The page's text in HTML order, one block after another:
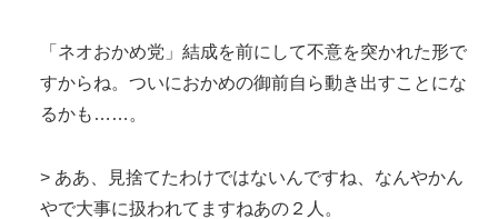
「ネオおかめ党」結成を前にして不意を突かれた形で
すからね。ついにおかめの御前自ら動き出すことにな
るかも……。
> ああ、見捨てたわけではないんですね、なんやかん
やで大事に扱われてますねあの２人。